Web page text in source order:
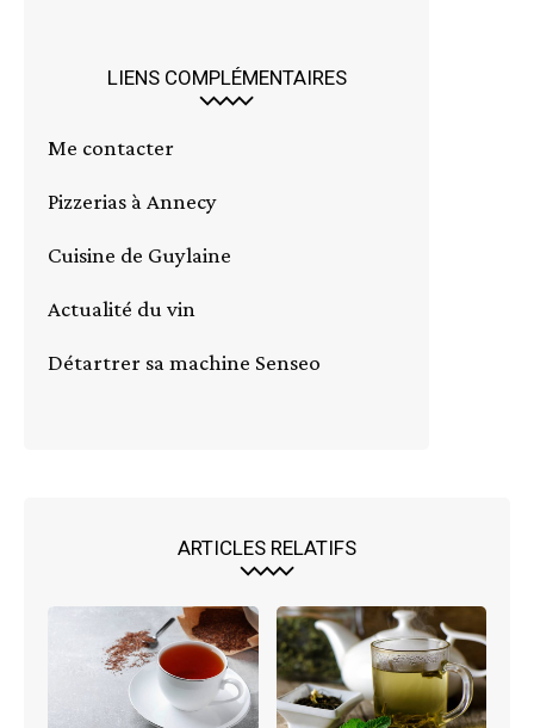
LIENS COMPLÉMENTAIRES
Me contacter
Pizzerias à Annecy
Cuisine de Guylaine
Actualité du vin
Détartrer sa machine Senseo
ARTICLES RELATIFS